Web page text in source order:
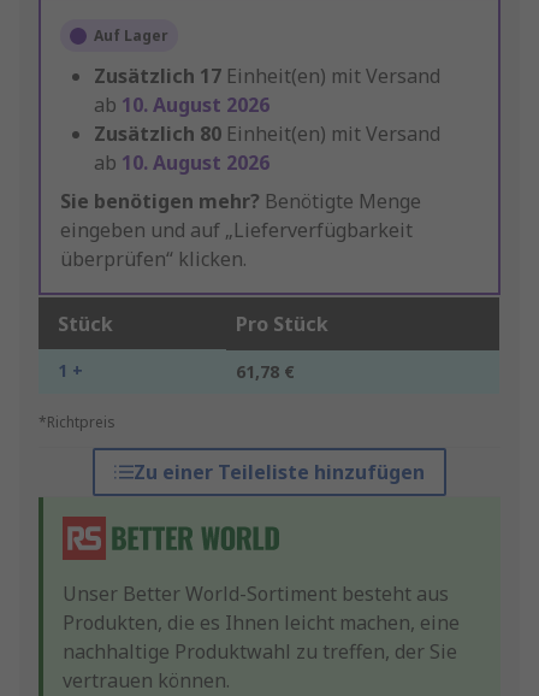
Auf Lager
Zusätzlich 17 Einheit(en) mit Versand
ab 10. August 2026
Zusätzlich 80 Einheit(en) mit Versand
ab 10. August 2026
Sie benötigen mehr? Benötigte Menge
eingeben und auf „Lieferverfügbarkeit
überprüfen“ klicken.
Stück Pro Stück
1 + 61,78 €
*Richtpreis
Zu einer Teileliste hinzufügen
Unser Better World-Sortiment besteht aus
Produkten, die es Ihnen leicht machen, eine
nachhaltige Produktwahl zu treffen, der Sie
vertrauen können.